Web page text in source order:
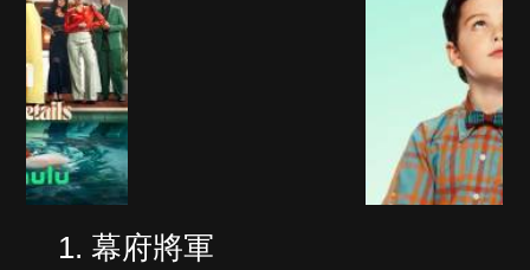
幕府將軍